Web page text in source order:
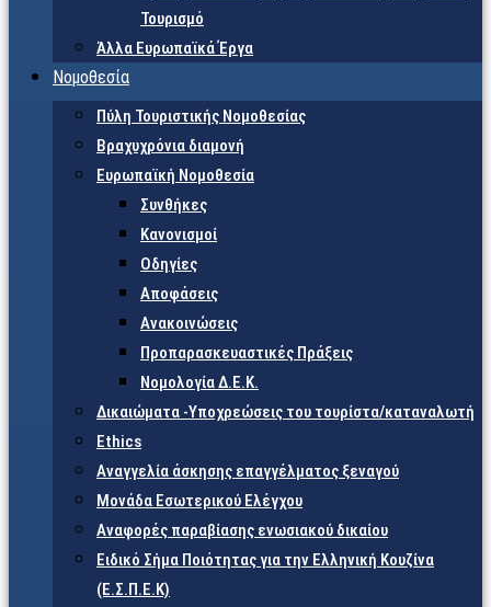
Τουρισμό
Άλλα Ευρωπαϊκά Έργα
Νομοθεσία
Πύλη Τουριστικής Νομοθεσίας
Βραχυχρόνια διαμονή
Ευρωπαϊκή Νομοθεσία
Συνθήκες
Κανονισμοί
Οδηγίες
Αποφάσεις
Ανακοινώσεις
Προπαρασκευαστικές Πράξεις
Νομολογία Δ.Ε.Κ.
Δικαιώματα -Υποχρεώσεις του τουρίστα/καταναλωτή
Ethics
Αναγγελία άσκησης επαγγέλματος ξεναγού
Μονάδα Εσωτερικού Ελέγχου
Αναφορές παραβίασης ενωσιακού δικαίου
Ειδικό Σήμα Ποιότητας για την Ελληνική Κουζίνα
(Ε.Σ.Π.Ε.Κ)